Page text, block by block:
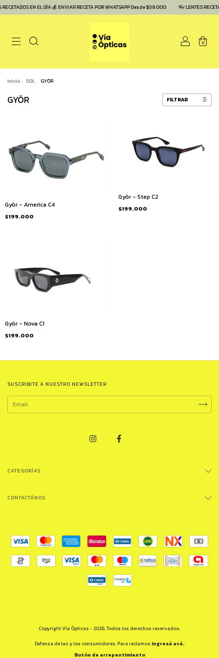
EN EL DÍA 💰 ENVIAR RECETA POR WHATSAPP Desde $39.000 👓 LENTES
0
Inicio . SOL . GYÖR
GYÖR FILTRAR
Györ - America C4
$199.000
Györ - Step C2
$199.000
Györ - Nova C1
$199.000
SUSCRIBITE A NUESTRO NEWSLETTER
CATEGORÍAS
CONTACTÁNOS
Copyright Vía Ópticas - 2026. Todos los derechos reservados.
Defensa de las y los consumidores. Para reclamos ingresá acá.
Botón de arrepentimiento